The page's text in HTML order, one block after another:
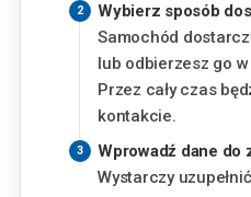
Wybierz sposób
Samochód
lub odbierzesz go
Przez cały czas
kontakcie.
Wprowadź dane do
Wystarczy
Wysokość wkładu własnego
Radom
Aleja Józefa
Radom
Rzeszów
Wyzwolenia 2, 35-